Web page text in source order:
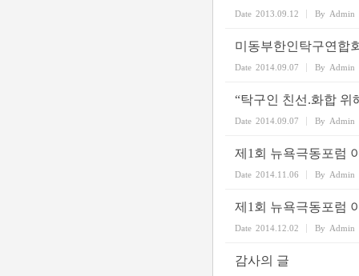
Date 2013.09.12 By Admin
미동부한인탁구연합
Date 2014.09.07 By Admin
“탁구인 친선.화합 위
Date 2014.09.07 By Admin
제1회 뉴욕극동포럼
Date 2014.11.06 By Admin
제1회 뉴욕극동포럼
Date 2014.12.02 By Admin
감사의 글